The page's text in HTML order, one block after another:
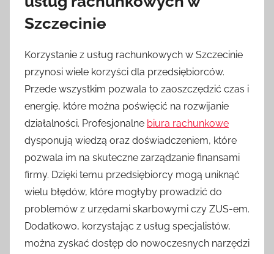
Szczecinie
Korzystanie z usług rachunkowych w Szczecinie
przynosi wiele korzyści dla przedsiębiorców.
Przede wszystkim pozwala to zaoszczędzić czas i
energię, które można poświęcić na rozwijanie
działalności. Profesjonalne biura rachunkowe
dysponują wiedzą oraz doświadczeniem, które
pozwala im na skuteczne zarządzanie finansami
firmy. Dzięki temu przedsiębiorcy mogą uniknąć
wielu błędów, które mogłyby prowadzić do
problemów z urzędami skarbowymi czy ZUS-em.
Dodatkowo, korzystając z usług specjalistów,
można zyskać dostęp do nowoczesnych narzędzi